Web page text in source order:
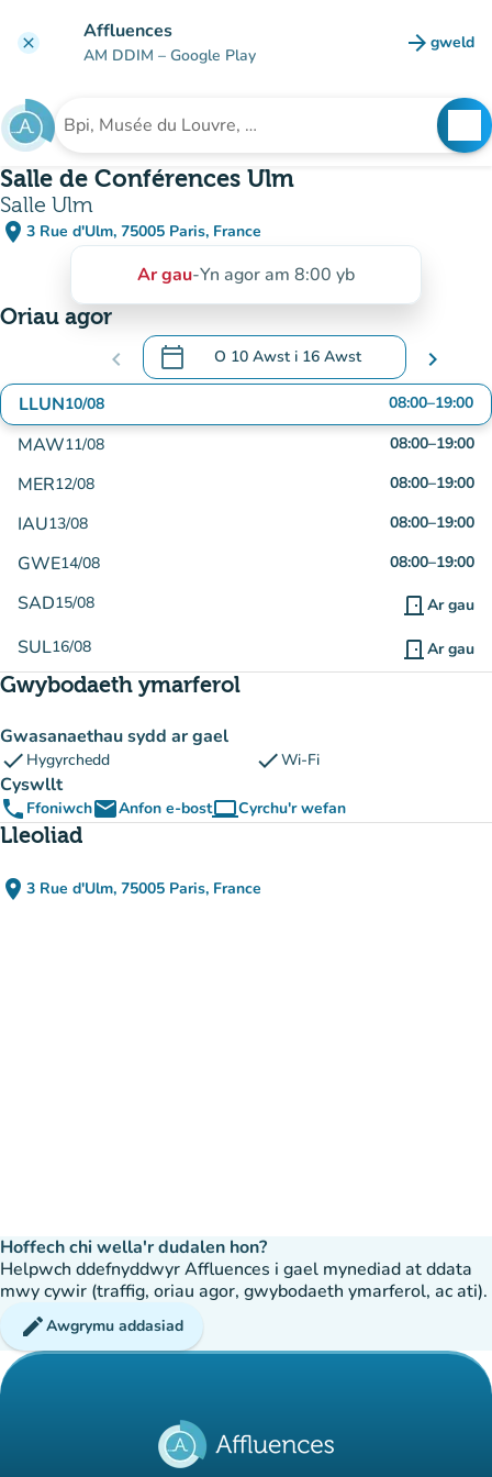
clear Affluences
AM DDIM – Google Play arrow_forward gweld
(tab
Chwilio am sefydliad
Salle de Conférences Ulm
Salle Ulm
place 3 Rue d'Ulm, 75005 Paris, France
(agor yn Google Maps)
(tab newydd)
Ar gau-Yn agor am 8:00 yb
Oriau agor
chevron_left calendar_today O 10 Awst i 16 Awst
.Agor y calendr i newid dyddiadau chevron_right
LLUN10/08 08:00–19:00
MAW11/08 08:00–19:00
MER12/08 08:00–19:00
IAU13/08 08:00–19:00
GWE14/08 08:00–19:00
SAD15/08 door_front Ar gau
SUL16/08 door_front Ar gau
Gwybodaeth ymarferol
Gwasanaethau sydd ar gael
check Hygyrchedd checkWi-Fi
Cyswllt
phone FfoniwchemailAnfon e-bostcomputerCyrchu'r wefan
(tab newydd)
Lleoliad
place 3 Rue d'Ulm, 75005 Paris, France
(agor yn Google Maps)
(tab newydd)
Hoffech chi wella'r dudalen hon?
Helpwch ddefnyddwyr Affluences i gael mynediad at ddata
mwy cywir (traffig, oriau agor, gwybodaeth ymarferol, ac ati).
editAwgrymu addasiad